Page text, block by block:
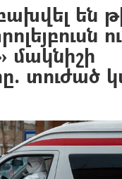
են
ու
մակնիշի
տուժած